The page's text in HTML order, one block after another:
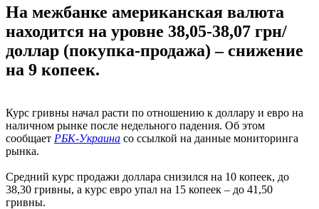
На межбанке американская валюта
находится на уровне 38,05-38,07 грн/
доллар (покупка-продажа) – снижение
на 9 копеек.
Курс гривны начал расти по отношению к доллару и евро на
наличном рынке после недельного падения. Об этом
сообщает РБК-Украина со ссылкой на данные мониторинга
рынка.
Средний курс продажи доллара снизился на 10 копеек, до
38,30 гривны, а курс евро упал на 15 копеек – до 41,50
гривны.